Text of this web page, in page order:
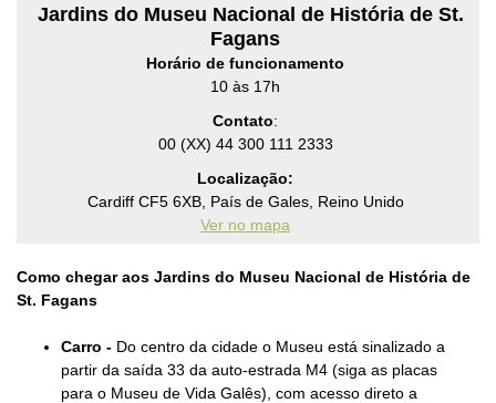
Jardins do Museu Nacional de História de St.
Fagans
Horário de funcionamento
10 às 17h
Contato:
00 (XX) 44 300 111 2333
Localização:
Cardiff CF5 6XB, País de Gales, Reino Unido
Ver no mapa
Como chegar aos Jardins do Museu Nacional de História de
St. Fagans
Carro - Do centro da cidade o Museu está sinalizado a
partir da saída 33 da auto-estrada M4 (siga as placas
para o Museu de Vida Galês), com acesso direto a